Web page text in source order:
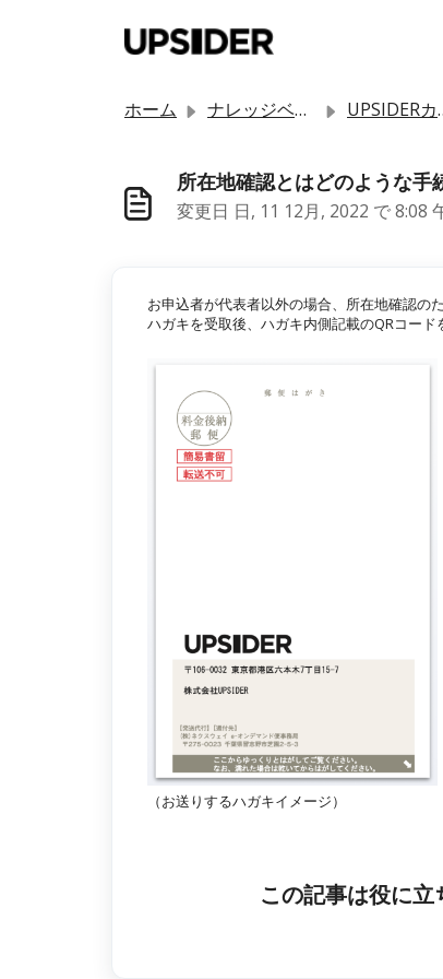
ホーム ナレッジベース UPSIDERカードを始める
所在地確認とはどのような手
変更日 日, 11 12月, 2022 で 8:08
お申込者が代表者以外の場合、所在地確認の
ハガキを受取後、ハガキ内側記載のQRコー
（お送りするハガキイメージ）
この記事は役に立